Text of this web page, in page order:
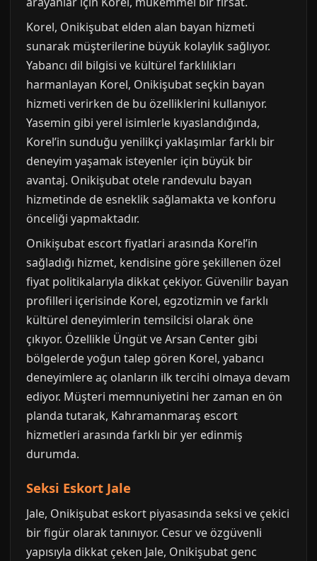
Korel, Onikişubat elden alan bayan hizmeti
sunarak müşterilerine büyük kolaylık sağlıyor.
Yabancı dil bilgisi ve kültürel farklılıkları
harmanlayan Korel, Onikişubat seçkin bayan
hizmeti verirken de bu özelliklerini kullanıyor.
Yasemin gibi yerel isimlerle kıyaslandığında,
Korel’in sunduğu yenilikçi yaklaşımlar farklı bir
deneyim yaşamak isteyenler için büyük bir
avantaj. Onikişubat otele randevulu bayan
hizmetinde de esneklik sağlamakta ve konforu
önceliği yapmaktadır.
Onikişubat escort fiyatlari arasında Korel’in
sağladığı hizmet, kendisine göre şekillenen özel
fiyat politikalarıyla dikkat çekiyor. Güvenilir bayan
profilleri içerisinde Korel, egzotizmin ve farklı
kültürel deneyimlerin temsilcisi olarak öne
çıkıyor. Özellikle Üngüt ve Arsan Center gibi
bölgelerde yoğun talep gören Korel, yabancı
deneyimlere aç olanların ilk tercihi olmaya devam
ediyor. Müşteri memnuniyetini her zaman en ön
planda tutarak, Kahramanmaraş escort
hizmetleri arasında farklı bir yer edinmiş
durumda.
Seksi Eskort Jale
Jale, Onikişubat eskort piyasasında seksi ve çekici
bir figür olarak tanınıyor. Cesur ve özgüvenli
yapısıyla dikkat çeken Jale, Onikişubat genc